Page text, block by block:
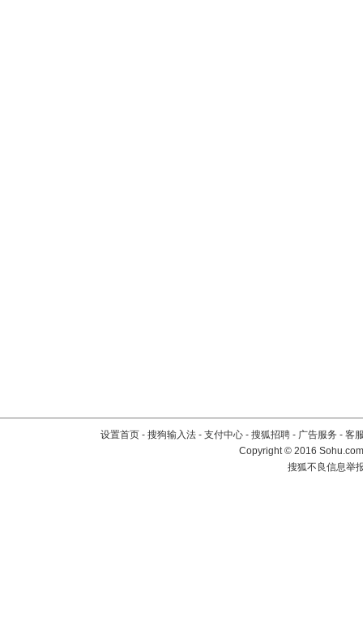
设置首页 - 搜狗输入法 - 支付中心 - 搜狐招聘 - 广告服务 - 客
Copyright©2016
搜狐不良信息举